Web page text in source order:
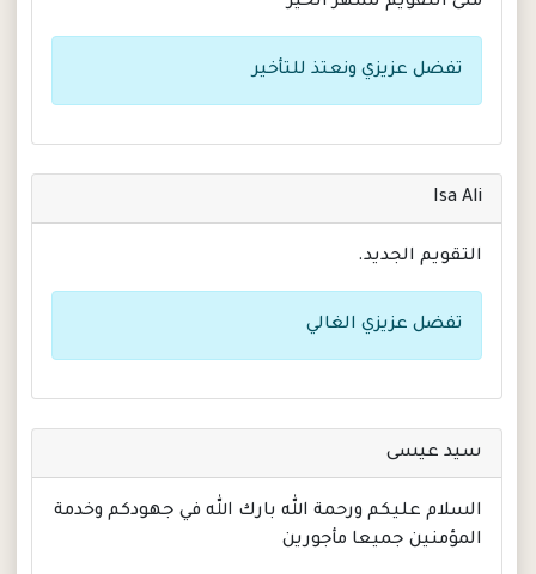
تفضل عزيزي ونعتذ للتأخير
Isa Ali
التقويم الجديد.
تفضل عزيزي الغالي
سيد عيسى
السلام عليكم ورحمة الله بارك الله في جهودكم وخدمة
المؤمنين جميعا مأجورين